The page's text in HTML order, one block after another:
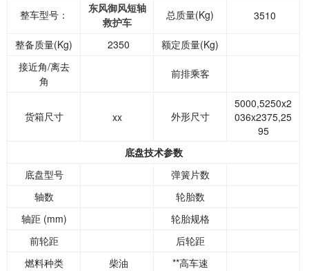
整车型号：
东风御风短轴
救护车
总质量(Kg) 3510
整备质量(Kg) 2350
额定质量(Kg)
接近角/离去
角
前排乘客
货箱尺寸 xx 外形尺寸
5000,5250x2
036x2375,25
95
底盘技术参数
底盘型号
弹簧片数
轴数
轮胎数
轴距 (mm)
轮胎规格
前轮距
后轮距
燃料种类
柴油
**高车速